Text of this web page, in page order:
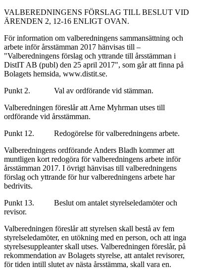
VALBEREDNINGENS FÖRSLAG TILL BESLUT VID
ÄRENDEN 2, 12-16 ENLIGT OVAN.
För information om valberedningens sammansättning och
arbete inför årsstämman 2017 hänvisas till –
"Valberedningens förslag och yttrande till årsstämman i
DistIT AB (publ) den 25 april 2017", som går att finna på
Bolagets hemsida, www.distit.se.
Punkt 2. Val av ordförande vid stämman.
Valberedningen föreslår att Arne Myhrman utses till
ordförande vid årsstämman.
Punkt 12. Redogörelse för valberedningens arbete.
Valberedningens ordförande Anders Bladh kommer att
muntligen kort redogöra för valberedningens arbete inför
årsstämman 2017. I övrigt hänvisas till valberedningens
förslag och yttrande för hur valberedningens arbete har
bedrivits.
Punkt 13. Beslut om antalet styrelseledamöter och
revisor.
Valberedningen föreslår att styrelsen skall bestå av fem
styrelseledamöter, en utökning med en person, och att inga
styrelsesuppleanter skall utses. Valberedningen föreslår, på
rekommendation av Bolagets styrelse, att antalet revisorer,
för tiden intill slutet av nästa årsstämma, skall vara en.